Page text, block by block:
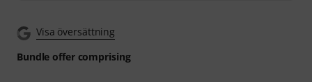
The interactive live feedback from tonestro listens to
immediately gives you feedback on pitch and rhythm.
Visa översättning
Bundle offer comprising